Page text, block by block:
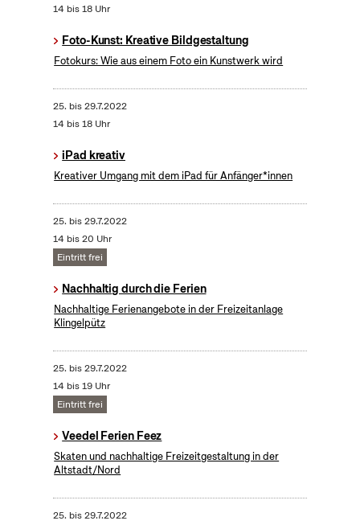
14 bis 18 Uhr
Foto-Kunst: Kreative Bildgestaltung
Fotokurs: Wie aus einem Foto ein Kunstwerk wird
25. bis29.7.2022
14 bis 18 Uhr
iPad kreativ
Kreativer Umgang mit dem iPad für Anfänger*innen
25. bis29.7.2022
14 bis 20 Uhr
Eintritt frei
Nachhaltig durch die Ferien
Nachhaltige Ferienangebote in der Freizeitanlage
Klingelpütz
25. bis29.7.2022
14 bis 19 Uhr
Eintritt frei
Veedel Ferien Feez
Skaten und nachhaltige Freizeitgestaltung in der
Altstadt/Nord
25. bis29.7.2022